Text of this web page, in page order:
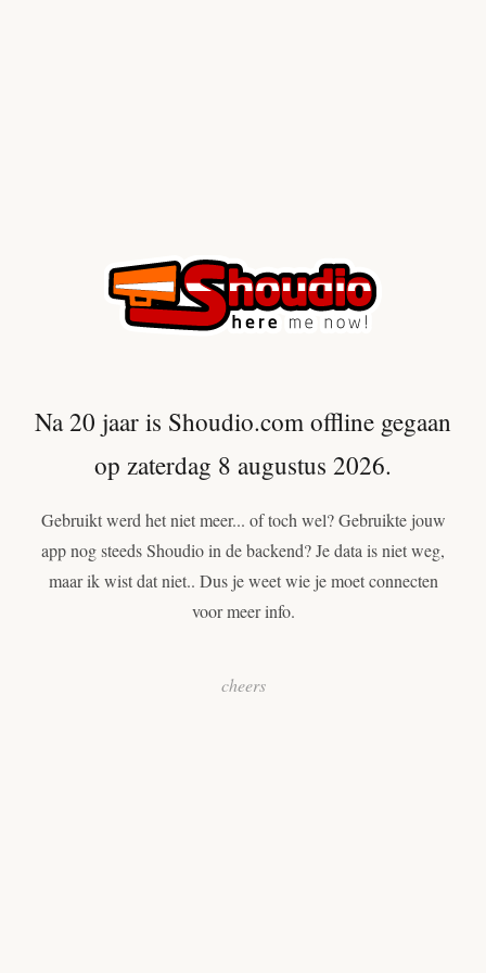
Na 20 jaar is Shoudio.com offline gegaan
op zaterdag 8 augustus 2026.
Gebruikt werd het niet meer... of toch wel? Gebruikte jouw
app nog steeds Shoudio in de backend? Je data is niet weg,
maar ik wist dat niet.. Dus je weet wie je moet connecten
voor meer info.
cheers